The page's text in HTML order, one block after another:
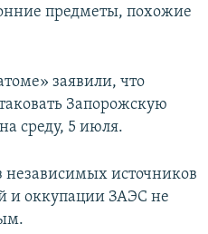
предметы, похожие
заявили, что
Запорожскую
среду, 5 июля.
источников
и оккупации ЗАЭС не